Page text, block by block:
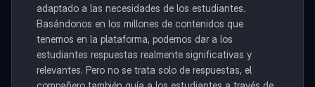
adaptado a las necesidades de los estudiantes.
Basándonos en los millones de contenidos que
tenemos en la plataforma, podemos dar a los
estudiantes respuestas realmente significativas y
relevantes. Pero no se trata solo de respuestas, el